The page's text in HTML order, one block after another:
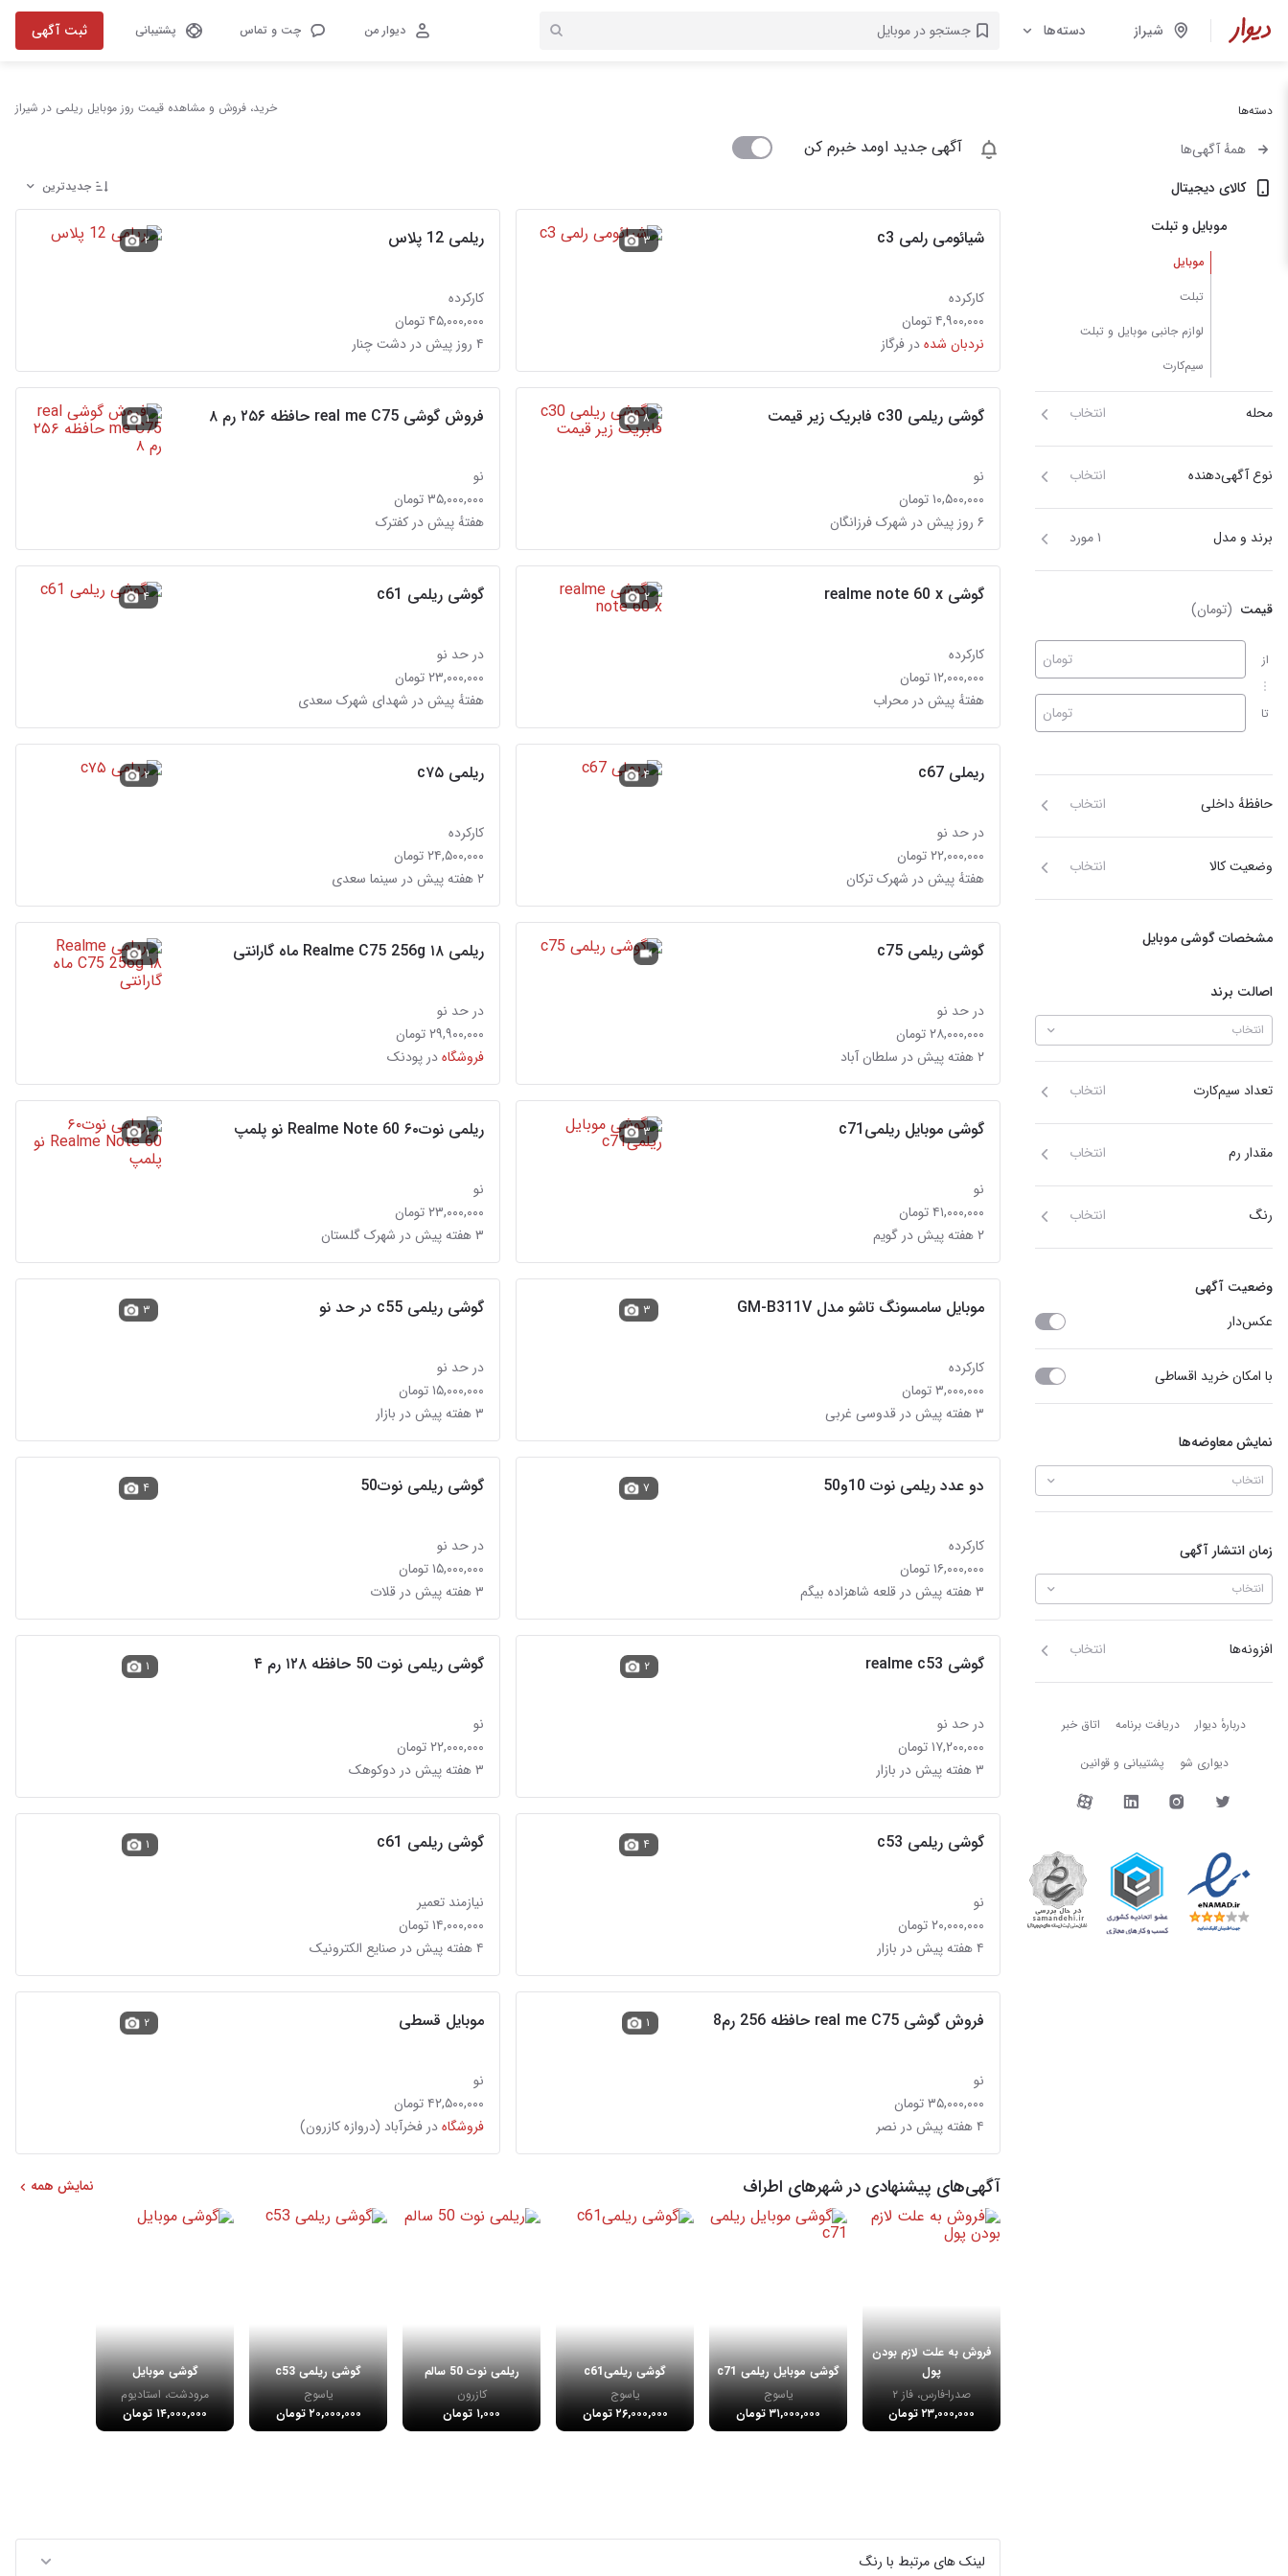
شیراز دسته‌ها دیوار من چت و تماس پشتیبانی ثبت آگهی
دسته‌ها
همهٔ آگهی‌ها
کالای دیجیتال
موبایل و تبلت
موبایل
تبلت
لوازم جانبی موبایل و تبلت
سیم‌کارت
محله انتخاب
نوع آگهی‌دهنده انتخاب
برند و مدل ۱ مورد
قیمت (تومان)
از
تا
تومان
تومان
حافظهٔ داخلی انتخاب
وضعیت کالا انتخاب
مشخصات گوشی موبایل
اصالت برند
انتخاب
تعداد سیم‌کارت انتخاب
مقدار رم انتخاب
رنگ انتخاب
وضعیت آگهی
عکس‌دار
با امکان خرید اقساطی
نمایش معاوضه‌ها
انتخاب
زمان انتشار آگهی
انتخاب
افزونه‌ها انتخاب
دربارهٔ دیوار دربارهٔ دیوار دریافت برنامه اتاق خبر
دیواری شو پشتیبانی و قوانین
دیوار در شبکه‌های اجتماعی
خرید، فروش و مشاهده قیمت روز موبایل ریلمی در شیراز
آگهی جدید اومد خبرم کن
جدیدترین
شیائومی رلمی c3
کارکرده
۴,۹۰۰,۰۰۰ تومان
نردبان شدهدر فرگاز
۳ ریلمی 12 پلاس
کارکرده
۴۵,۰۰۰,۰۰۰ تومان
۴ روز پیش در دشت چنار
۲
گوشی ریلمی c30 فابریک زیر قیمت
نو
۱۰,۵۰۰,۰۰۰ تومان
۶ روز پیش در شهرک فرزانگان
۸ فروش گوشی real me C75 حافظه ۲۵۶ رم ۸
نو
۳۵,۰۰۰,۰۰۰ تومان
هفتهٔ پیش در کفترک
۱
گوشی realme note 60 x
کارکرده
۱۲,۰۰۰,۰۰۰ تومان
هفتهٔ پیش در محراب
۲ گوشی ریلمی c61
در حد نو
۲۳,۰۰۰,۰۰۰ تومان
هفتهٔ پیش در شهدای شهرک سعدی
۴
ریملی c67
در حد نو
۲۲,۰۰۰,۰۰۰ تومان
هفتهٔ پیش در شهرک ترکان
۴ ریلمی c۷۵
کارکرده
۲۴,۵۰۰,۰۰۰ تومان
۲ هفته پیش در سینما سعدی
۲
گوشی ریلمی c75
در حد نو
۲۸,۰۰۰,۰۰۰ تومان
۲ هفته پیش در سلطان آباد
ریلمی Realme C75 256g ۱۸ ماه گارانتی
در حد نو
۲۹,۹۰۰,۰۰۰ تومان
فروشگاهدر پودنک
۱
گوشی موبایل ریلمیc71
نو
۴۱,۰۰۰,۰۰۰ تومان
۲ هفته پیش در گویم
۳ ریلمی نوت۶۰ Realme Note 60 نو پلمپ
نو
۲۳,۰۰۰,۰۰۰ تومان
۳ هفته پیش در شهرک گلستان
۱
موبایل سامسونگ تاشو مدل GM-B311V
کارکرده
۳,۰۰۰,۰۰۰ تومان
۳ هفته پیش در قدوسی غربی
۳ گوشی ریلمی c55 در حد نو
در حد نو
۱۵,۰۰۰,۰۰۰ تومان
۳ هفته پیش در بازار
۳
دو عدد ریلمی نوت 10و50
کارکرده
۱۶,۰۰۰,۰۰۰ تومان
۳ هفته پیش در قلعه شاهزاده بیگم
۷ گوشی ریلمی نوت50
در حد نو
۱۵,۰۰۰,۰۰۰ تومان
۳ هفته پیش در قلات
۴
گوشی realme c53
در حد نو
۱۷,۲۰۰,۰۰۰ تومان
۳ هفته پیش در بازار
۲ گوشی ریلمی نوت 50 حافظه ۱۲۸ رم ۴
نو
۲۲,۰۰۰,۰۰۰ تومان
۳ هفته پیش در دوکوهک
۱
گوشی ریلمی c53
نو
۲۰,۰۰۰,۰۰۰ تومان
۴ هفته پیش در بازار
۴ گوشی ریلمی c61
نیازمند تعمیر
۱۴,۰۰۰,۰۰۰ تومان
۴ هفته پیش در صنایع الکترونیک
۱
فروش گوشی real me C75 حافظه 256 رم8
نو
۳۵,۰۰۰,۰۰۰ تومان
۴ هفته پیش در نصر
۱ موبایل قسطی
نو
۴۲,۵۰۰,۰۰۰ تومان
فروشگاهدر فخرآباد (دروازه کازرون)
۲
آگهی‌های پیشنهادی در شهرهای اطراف نمایش همه
فروش به علت لازم بودن
پول
صدرا-فارس، فاز ۲
۲۳,۰۰۰,۰۰۰ تومان
گوشی موبایل ریلمی c71
یاسوج
۳۱,۰۰۰,۰۰۰ تومان
گوشی ریلمیc61
یاسوج
۲۶,۰۰۰,۰۰۰ تومان
ریلمی نوت 50 سالم
کازرون
۱,۰۰۰ تومان
گوشی ریلمی c53
یاسوج
۲۰,۰۰۰,۰۰۰ تومان
گوشی موبایل
مرودشت، استادیوم‎
۱۴,۰۰۰,۰۰۰ تومان
لینک های مرتبط با رنگ